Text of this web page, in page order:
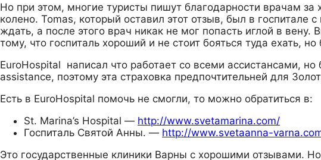
Но при этом, многие туристы пишут благодарности врачам за
колено. Tomas, который оставил этот отзыв, был в
ждать, а после этого врач никак не мог попасть иглой в
тому, что госпиталь хороший и не стоит бояться туда ехать,
EuroHospital написал что работает со всеми ассистансами,
assistance, поэтому эта страховка предпочтительней для
Есть в EuroHospital помочь не смогли, то можно обратиться в:
St. Marina’s Hospital — http://www.svetamarina.com/
Госпиталь Святой Анны. — http://www.svetaanna-
Это государственные клиники Варны с хорошими отзывами.